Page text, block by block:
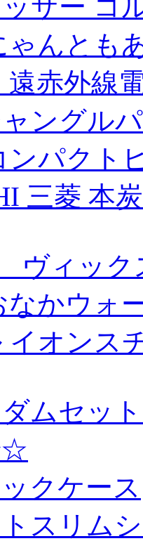
サー コ
ゃんとも
赤外線
ングル
ンパクト
三菱 本
ヴィック
なかウォ
イオンス
ムセッ
☆
クケース
スリム